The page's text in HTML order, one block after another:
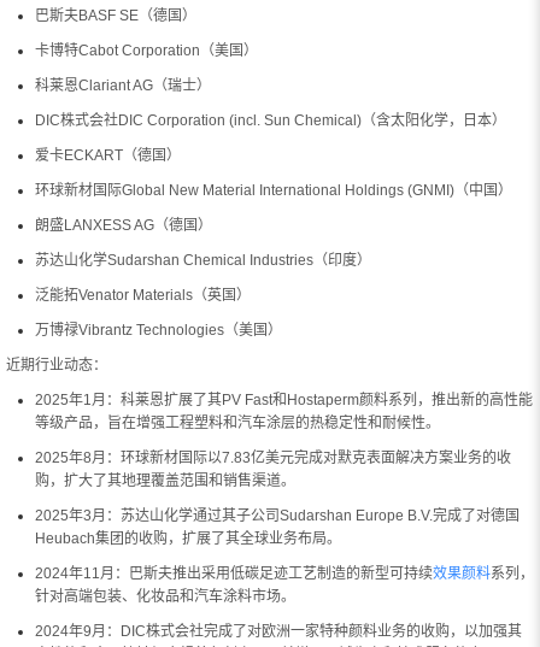
巴斯夫BASF SE（德国）
卡博特Cabot Corporation（美国）
科莱恩Clariant AG（瑞士）
DIC株式会社DIC Corporation (incl. Sun Chemical)（含太阳化学，日本）
爱卡ECKART（德国）
环球新材国际Global New Material International Holdings (GNMI)（中国）
朗盛LANXESS AG（德国）
苏达山化学Sudarshan Chemical Industries（印度）
泛能拓Venator Materials（英国）
万博禄Vibrantz Technologies（美国）
近期行业动态：
2025年1月：科莱恩扩展了其PV Fast和Hostaperm颜料系列，推出新的高性能
等级产品，旨在增强工程塑料和汽车涂层的热稳定性和耐候性。
2025年8月：环球新材国际以7.83亿美元完成对默克表面解决方案业务的收
购，扩大了其地理覆盖范围和销售渠道。
2025年3月：苏达山化学通过其子公司Sudarshan Europe B.V.完成了对德国
Heubach集团的收购，扩展了其全球业务布局。
2024年11月：巴斯夫推出采用低碳足迹工艺制造的新型可持续效果颜料系列，
针对高端包装、化妆品和汽车涂料市场。
2024年9月：DIC株式会社完成了对欧洲一家特种颜料业务的收购，以加强其